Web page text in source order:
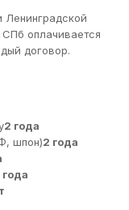
оплачивается
договор.
2 года
шпон)2 года
года